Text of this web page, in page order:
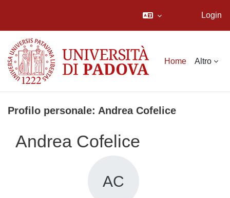
Login
Home Altro
Profilo personale: Andrea Cofelice
Andrea Cofelice
AC